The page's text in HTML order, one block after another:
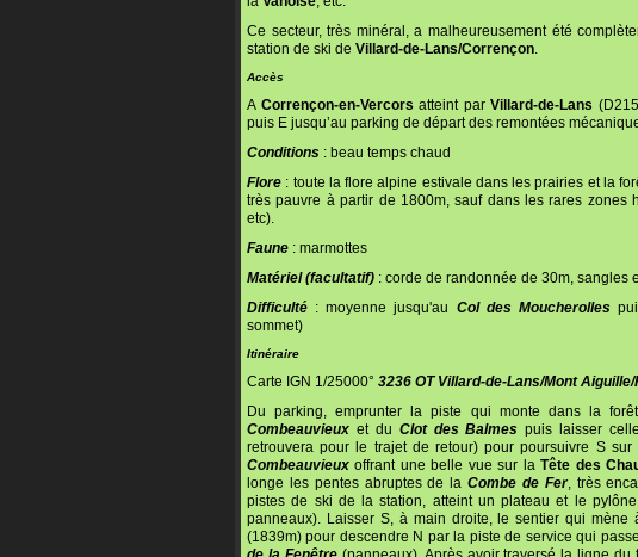
Ce secteur, très minéral, a malheureusement été
station de ski de Villard-de-Lans/Corrençon.
Accès
A Corrençon-en-Vercors atteint parVillard-de-Lans
puis E jusqu’au parking de départ des remontées
Conditions : beau temps chaud
Flore : toute la flore alpine estivale dans les prairies et la
très pauvre à partir de 1800m, sauf dans les rares zones
etc).
Faune : marmottes
Matériel (facultatif) : corde de randonnée de 30m, sangles
Difficulté : moyenne jusqu'au Col des Moucherolles
sommet)
Itinéraire
Carte IGN 1/25000° 3236 OT Villard-de-Lans/Mont
Du parking, emprunter la piste qui monte dans la
Combeauvieux et du Clot des Balmes puis laisser
retrouvera pour le trajet de retour) pour poursuivre S
Combeauvieux offrant une belle vue sur laTête des
longe les pentes abruptes de la Combe de Fer, très
pistes de ski de la station, atteint un plateau et le
panneaux). Laisser S, à main droite, le sentier qui mène
(1839m) pour descendre N par la piste de service qui